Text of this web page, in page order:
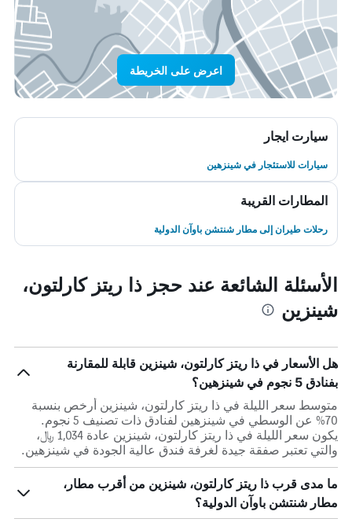
اعرض على الخريطة
سيارت ايجار
سيارات للاستئجار في شينزهين
المطارات القريبة
رحلات طيران إلى مطار شنتشن باوآن الدولية
الأسئلة الشائعة عند حجز ذا ريتز كارلتون،
شينزين
هل الأسعار في ذا ريتز كارلتون، شينزين قابلة للمقارنة
بفنادق 5 نجوم في شينزهين؟
متوسط سعر الليلة في ذا ريتز كارلتون، شينزين أرخص بنسبة
70% عن الوسطي في شينزهين لفنادق ذات تصنيف 5 نجوم.
يكون سعر الليلة في ذا ريتز كارلتون، شينزين عادة 1,034 ﷼،
والتي تعتبر صفقة جيدة لغرفة فندق عالية الجودة في شينزهين.
ما مدى قرب ذا ريتز كارلتون، شينزين من أقرب مطار،
مطار شنتشن باوآن الدولية؟